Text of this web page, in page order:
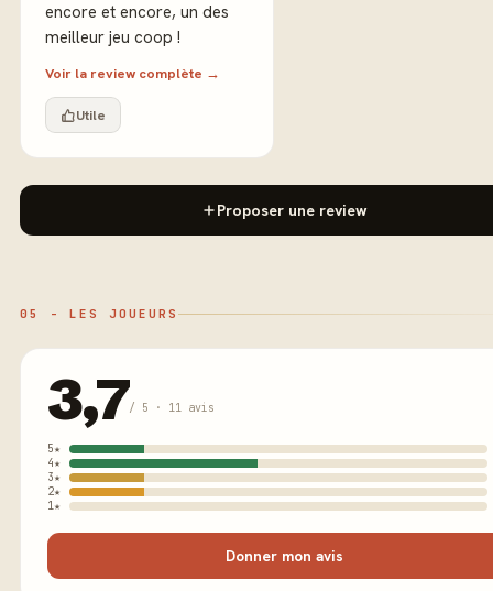
encore et encore, un des
meilleur jeu coop !
Voir la review complète →
Utile
Proposer une review
05 - LES JOUEURS
3,7/ 5 · 11 avis
5★
4★
3★
2★
1★
Donner mon avis